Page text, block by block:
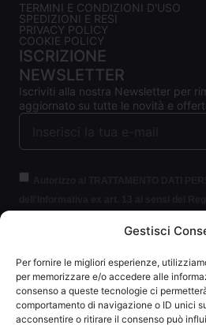
Gestisci
Per fornire le migliori esperienze,
per memorizzare e/o accedere alle
consenso a queste tecnologie ci
comportamento di navigazione o ID unici
acconsentire o ritirare il consenso può
TERMINI E CONDIZIONI D'USO
SPEDIZIONI E RESI
PRIVACY POLICY
COOKIE POLICY
ISCRIZIONE
NEWSLETTER
Iscriviti alla nostra Newsletter per
aggiornato su tutte le novità e
protezione delle persone fisiche con
personali (per brevità GDPR 2016/679).
informazioni.
ISCRIVITI ALLA